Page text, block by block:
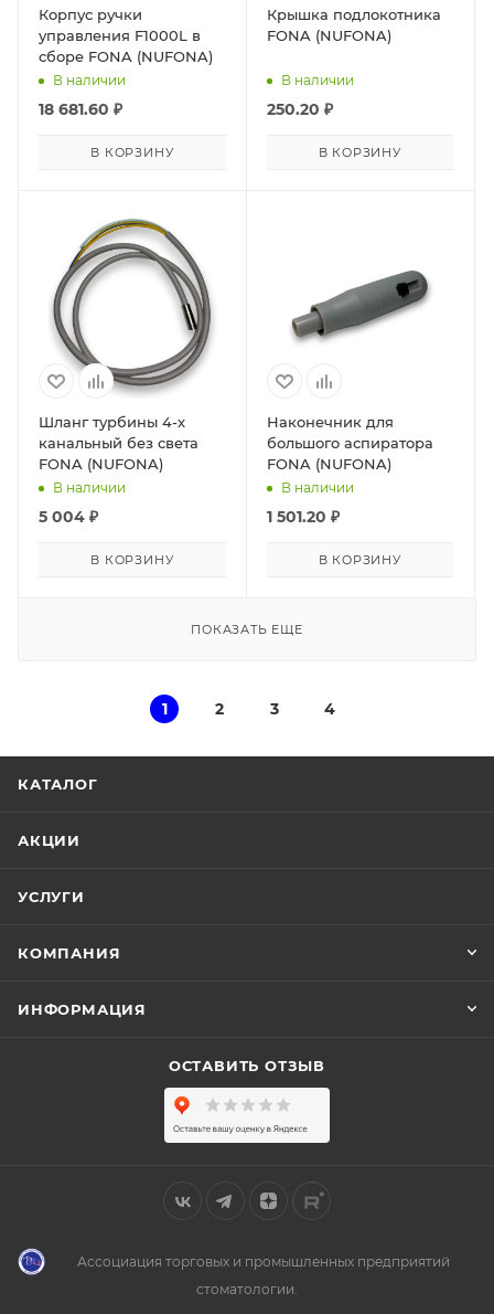
Корпус ручки
управления F1000L в
сборе FONA (NUFONA)
В наличии
18 681.60 ₽
В КОРЗИНУ
Крышка подлокотника
FONA (NUFONA)
В наличии
250.20 ₽
В КОРЗИНУ
Шланг турбины 4-х
канальный без света
FONA (NUFONA)
В наличии
5 004 ₽
В КОРЗИНУ
Наконечник для
большого аспиратора
FONA (NUFONA)
В наличии
1 501.20 ₽
В КОРЗИНУ
ПОКАЗАТЬ ЕЩЕ
1 2 3 4
КАТАЛОГ
АКЦИИ
УСЛУГИ
КОМПАНИЯ
ИНФОРМАЦИЯ
ОСТАВИТЬ ОТЗЫВ
Ассоциация торговых и промышленных предприятий
стоматологии.